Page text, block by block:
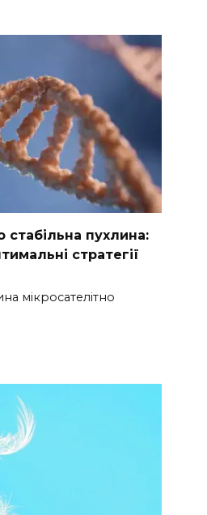
стабільна пухлина:
стратегії
мікросателітно